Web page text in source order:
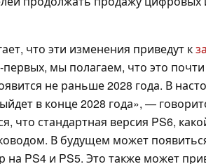
что эти изменения приведут к
первых, мы полагаем, что это
не раньше 2028 года. В
в конце 2028 года», —
что стандартная версия PS6,
В будущем может
на PS4 и PS5. Это также может